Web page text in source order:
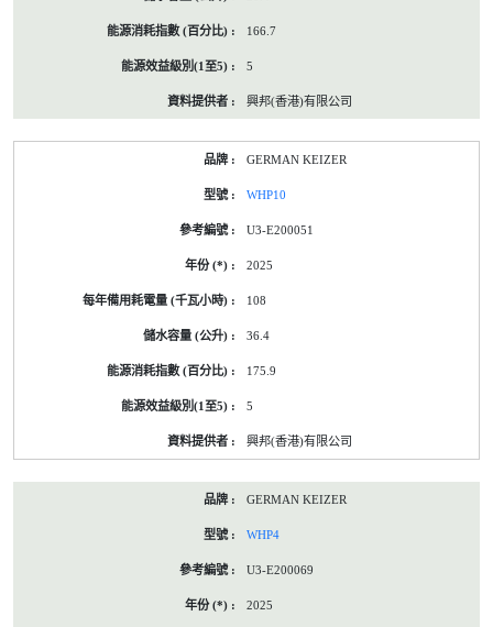
166.7
5
興邦(香港)有限公司
GERMAN KEIZER
WHP10
U3-E200051
2025
108
36.4
175.9
5
興邦(香港)有限公司
GERMAN KEIZER
WHP4
U3-E200069
2025